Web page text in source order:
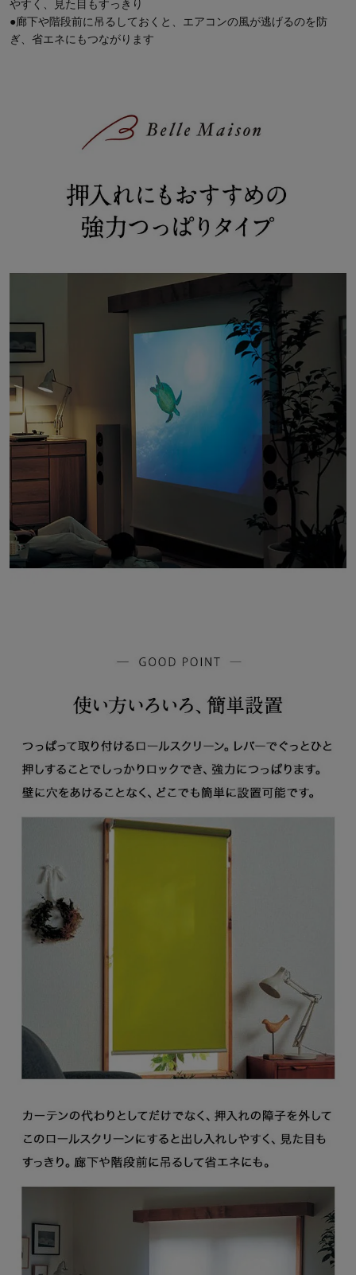
やすく、見た目もすっきり
●廊下や階段前に吊るしておくと、エアコンの風が逃げるのを防
ぎ、省エネにもつながります